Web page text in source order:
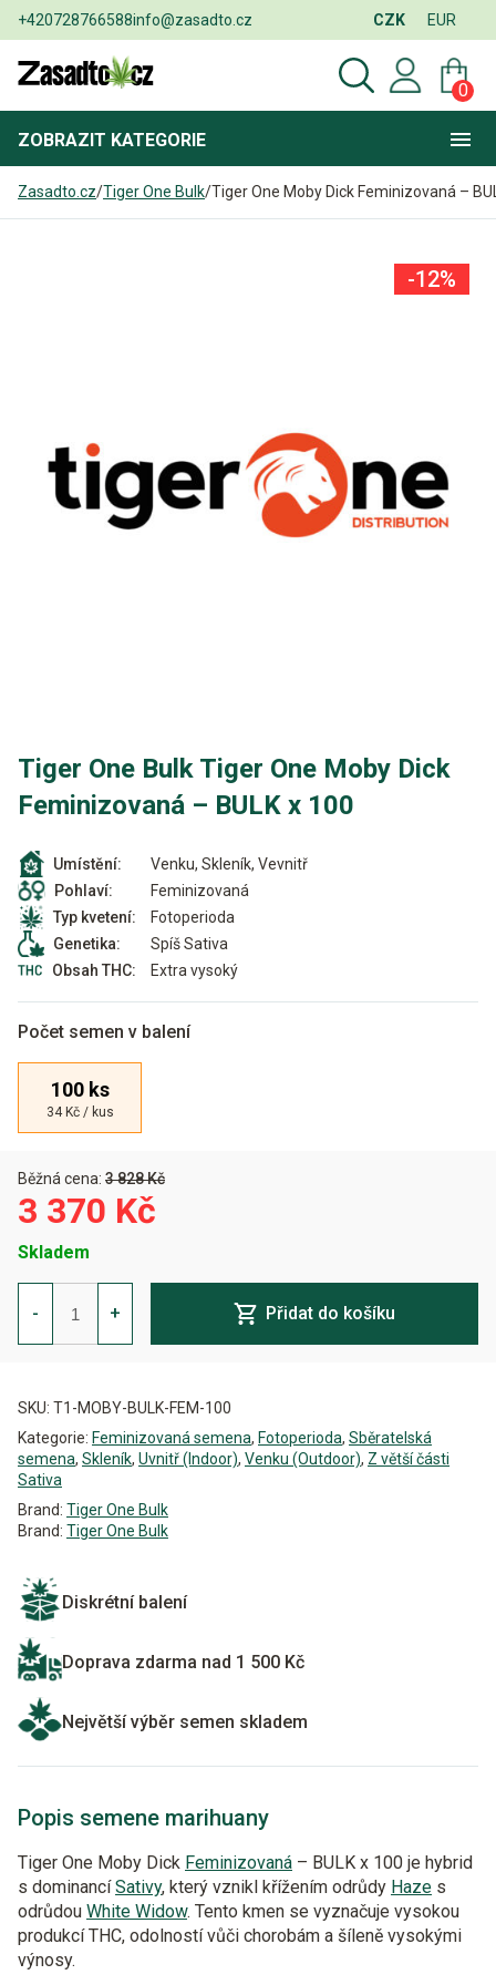
+420728766588info@zasadto.cz CZK EUR
0
ZOBRAZIT KATEGORIE
Zasadto.cz/Tiger One Bulk/Tiger One Moby Dick Feminizovaná –
Tiger One Bulk Tiger One Moby Dick
Feminizovaná – BULK x 100
Umístění:
Venku, Skleník, Vevnitř
Pohlaví:
Feminizovaná
Typ kvetení:
Fotoperioda
Genetika:
Spíš Sativa
Obsah THC:
Extra vysoký
Počet semen v balení
100 ks
34 Kč / kus
Běžná cena: 3 828 Kč
-12%
3 370 Kč
Skladem
-
Tiger
One
Moby
Dick
BULK
x
100
množství
+ Přidat do košíku
SKU: T1-MOBY-BULK-FEM-100
Kategorie: Feminizovaná semena, Fotoperioda, Sběratelská
semena, Skleník, Uvnitř (Indoor), Venku (Outdoor), Z větší části
Sativa
Brand: Tiger One Bulk
Brand: Tiger One Bulk
Diskrétní balení
Doprava zdarma nad 1 500 Kč
Největší výběr semen skladem
Popis semene marihuany
Tiger One Moby Dick Feminizovaná – BULK x 100 je hybrid
s dominancíSativy, který vznikl křížením odrůdy Haze s
odrůdou White Widow. Tento kmen se vyznačuje vysokou
produkcí THC, odolností vůči chorobám a šíleně vysokými
výnosy.